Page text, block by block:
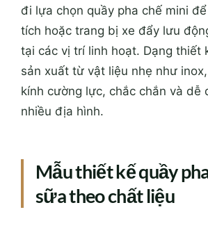
đi lựa chọn quầy pha chế mini
tích hoặc trang bị xe đẩy lưu
tại các vị trí linh hoạt. Dạng thiết
sản xuất từ vật liệu nhẹ như
kính cường lực, chắc chắn và dễ
nhiều địa hình.
Mẫu thiết kế quầy
sữa theo chất liệu